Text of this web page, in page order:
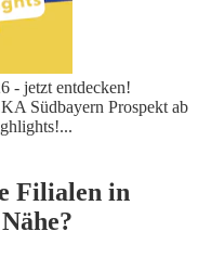
- jetzt entdecken!
Südbayern Prospekt ab
...
Filialen in